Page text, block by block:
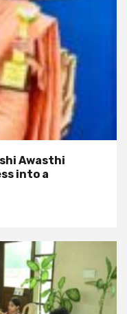
Awasthi
into a